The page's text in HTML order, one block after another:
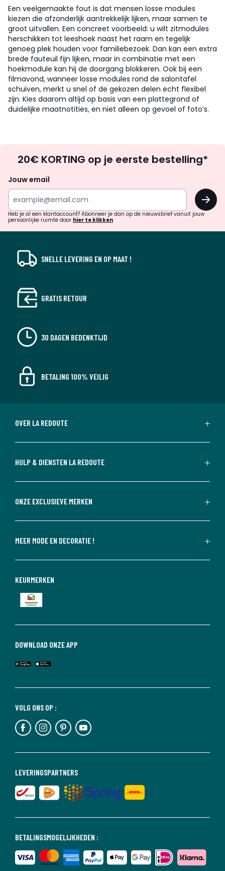
Een veelgemaakte fout is dat mensen losse modules
kiezen die afzonderlijk aantrekkelijk lijken, maar samen te
groot uitvallen. Een concreet voorbeeld: u wilt zitmodules
herschikken tot leeshoek naast het raam en tegelijk
genoeg plek houden voor familiebezoek. Dan kan een extra
brede fauteuil fijn lijken, maar in combinatie met een
hoekmodule kan hij de doorgang blokkeren. Ook bij een
filmavond, wanneer losse modules rond de salontafel
schuiven, merkt u snel of de gekozen delen echt flexibel
zijn. Kies daarom altijd op basis van een plattegrond of
duidelijke maatnotities, en niet alleen op gevoel of foto’s.
zoek
inspiratie
verrassingen?
20€ KORTING op je eerste bestelling*
Jouw email
OK
Heb je al een klantaccount? Abonneer je dan op de nieuwsbrief vanuit jouw
persoonlijke ruimte door hier te klikken
SNELLE LEVERING EN OP MAAT !
GRATIS RETOUR
30 DAGEN BEDENKTIJD
BETALING 100% VEILIG
OVER LA REDOUTE
HULP & DIENSTEN LA REDOUTE
ONZE EXCLUSIEVE MERKEN
MEER MODE EN DECORATIE !
BETALINGSMOGELIJKHEDEN :
LEVERINGSPARTNERS
VOLG ONS OP :
DOWNLOAD ONZE APP
KEURMERKEN